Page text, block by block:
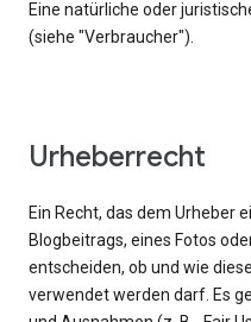
Eine natürliche oder
(siehe "Verbraucher").
Urheberrecht
Ein Recht, das dem Urheber
Blogbeitrags, eines Fotos
entscheiden, ob und wie
verwendet werden darf. Es